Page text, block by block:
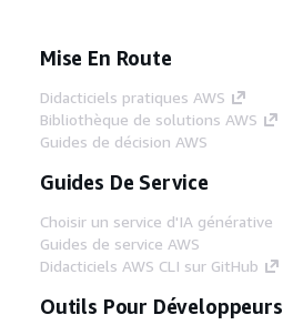
Mise En Route
Didacticiels pratiques AWS
Bibliothèque de solutions AWS
Guides de décision AWS
Guides De Service
Choisir un service d'IA générative
Guides de service AWS
Didacticiels AWS CLI sur GitHub
Outils Pour Développeurs